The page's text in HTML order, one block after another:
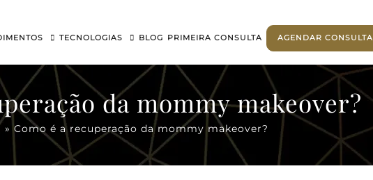
TECNOLOGIAS BLOG PRIMEIRA CONSULTA AGENDAR CONSULTA
da mommy makeover?
» Como é a recuperação da mommy makeover?